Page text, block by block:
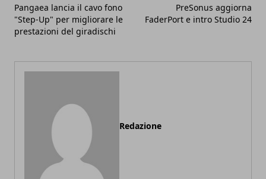
Pangaea lancia il cavo fono
"Step-Up" per migliorare le
prestazioni del giradischi
PreSonus aggiorna
FaderPort e intro Studio 24
Redazione